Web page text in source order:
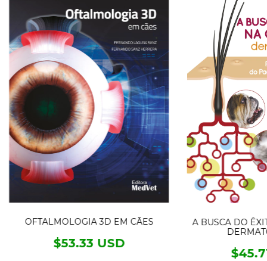
OFTALMOLOGIA 3D EM CÃES
$53.33 USD
A BUSCA DO